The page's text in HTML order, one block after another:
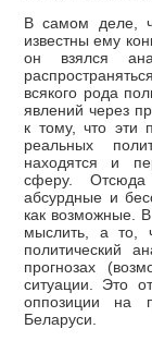
В самом деле,
известны ему
он взялся
всякого рода
явлений через
к тому, что эти
реальных
находятся и
сферу. Отсюда
абсурдные и
как возможные.
мыслить, а то,
политический
прогнозах
ситуации. Это
оппозиции на
Беларуси.